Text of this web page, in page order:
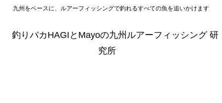
九州をベースに、ルアーフィッシングで釣れるすべての魚を追いかけます
釣りバカHAGIとMayoの九州ルアーフィッシング 研
究所